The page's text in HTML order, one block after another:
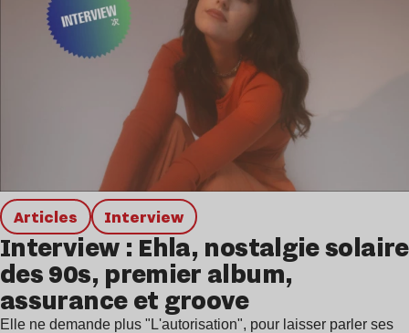
Articles interview
Interview : Ehla, nostalgie solaire
des 90s, premier album,
assurance et groove
Elle ne demande plus "L'autorisation", pour laisser parler ses